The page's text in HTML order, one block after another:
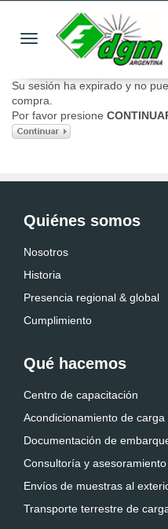
Toggle navigation
Su sesión ha expirado y no
compra.
Por favor presione
Quiénes somos
Nosotros
Historia
Presencia regional & global
Cumplimiento
Qué hacemos
Centro de capacitación
Acondicionamiento de carga
Documentación de
Consultoría y asesoramiento
Envíos de muestras al
Transporte terrestre de